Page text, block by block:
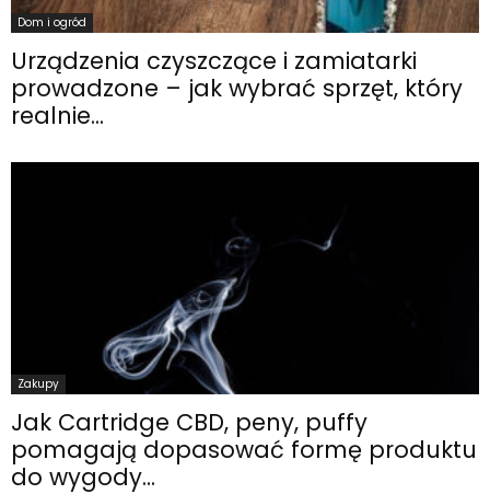
Dom i ogród
Urządzenia czyszczące i zamiatarki
prowadzone – jak wybrać sprzęt, który
realnie...
Zakupy
Jak Cartridge CBD, peny, puffy
pomagają dopasować formę produktu
do wygody...